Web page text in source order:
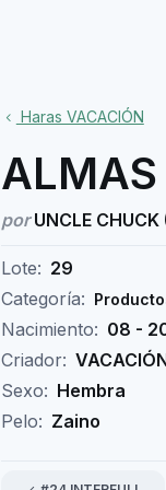
Haras VACACIÓN
ALMAS
porUNCLE CHUCK
Lote: 29
Categoría:
Nacimiento: 08 -
Criador:
Sexo: Hembra
Pelo: Zaino